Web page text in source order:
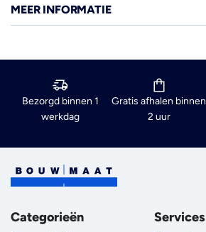
MEER INFORMATIE
Bezorgd binnen 1
werkdag
Gratis afhalen binnen
2 uur
Categorieën Services